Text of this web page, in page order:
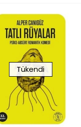
Tükendi